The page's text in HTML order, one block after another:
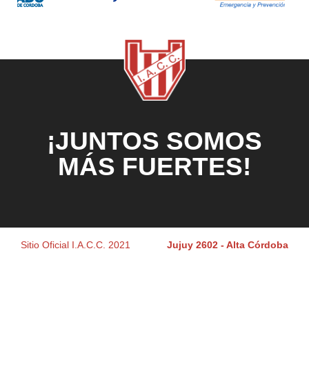
¡JUNTOS SOMOS
MÁS FUERTES!
Sitio Oficial I.A.C.C. 2021 Jujuy 2602 - Alta Córdoba